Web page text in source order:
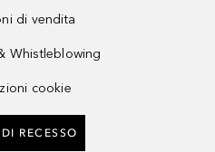
di vendita
Whistleblowing
cookie
RECESSO